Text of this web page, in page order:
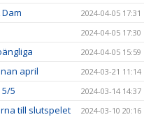
2024-04-05 17:31
2024-04-05 17:30
2024-04-05 15:59
april 2024-03-21 11:14
5 2024-03-14 14:37
till slutspelet 2024-03-10 20:16